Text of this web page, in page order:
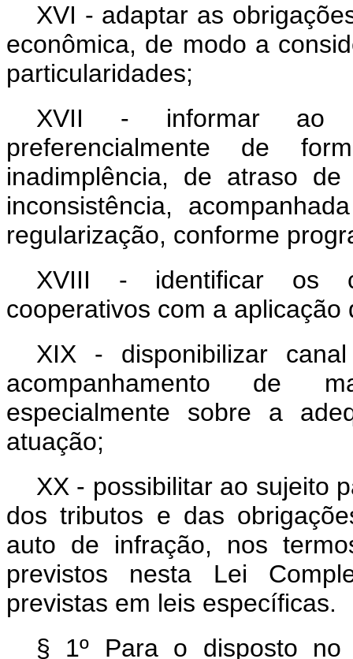
XVI - adaptar as
econômica, de modo a
particularidades;
XVII - informar ao
preferencialmente de
inadimplência, de atraso
inconsistência,
regularização, conforme
XVIII - identificar os
cooperativos com a
XIX - disponibilizar
acompanhamento de
especialmente sobre a
atuação;
XX - possibilitar ao sujeito
dos tributos e das
auto de infração, nos
previstos nesta Lei
previstas em leis específicas.
§ 1º Para o disposto